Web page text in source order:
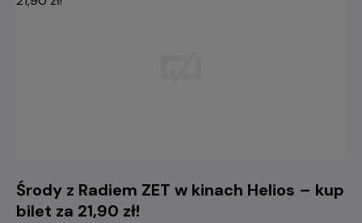
Środy z Radiem ZET w kinach Helios – kup
bilet za 21,90 zł!